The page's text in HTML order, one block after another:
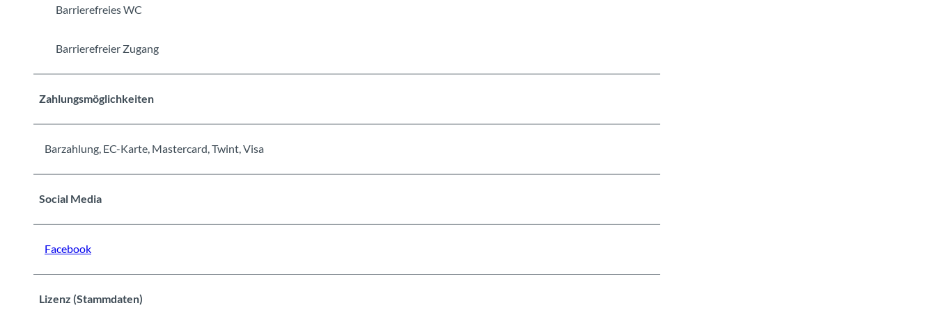
Barrierefreies WC
Barrierefreier Zugang
Zahlungsmöglichkeiten
Barzahlung, EC-Karte, Mastercard, Twint, Visa
Social Media
Facebook
Lizenz (Stammdaten)